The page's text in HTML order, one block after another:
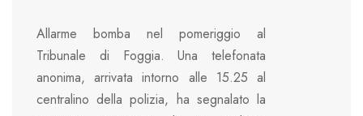
Allarme bomba nel pomeriggio al
Tribunale di Foggia. Una telefonata
anonima, arrivata intorno alle 15.25 al
centralino della polizia, ha segnalato la